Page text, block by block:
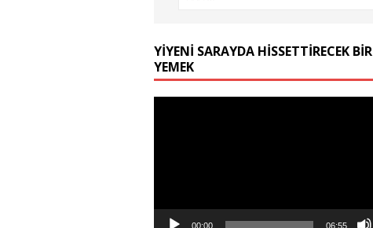
YIYENI SARAYDA HISSETTIRECEK BIR
YEMEK
00:00 06:55